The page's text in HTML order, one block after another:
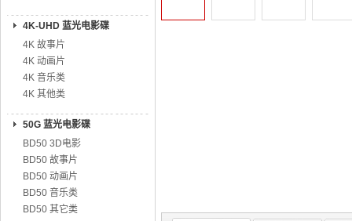
4K-UHD 蓝光电影碟
4K 故事片
4K 动画片
4K 音乐类
4K 其他类
50G 蓝光电影碟
BD50 3D电影
BD50 故事片
BD50 动画片
BD50 音乐类
BD50 其它类